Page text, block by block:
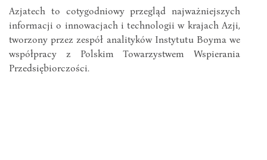
Azjatech to cotygodniowy przegląd najważniejszych
informacji o innowacjach i technologii w krajach Azji,
tworzony przez zespół analityków Instytutu Boyma we
współpracy z Polskim Towarzystwem Wspierania
Przedsiębiorczości.